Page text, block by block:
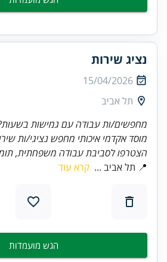
נציג שירות
15/04/2026
תל אביב
מחפשים/ות עבודה עם גמישות
מוסד אקדמי איכותי מחפש נציגי/ות
הצטרפו לסביבת עבודה משפחתית,
📍 תל אביב ... קרא עוד
הגש מועמדות